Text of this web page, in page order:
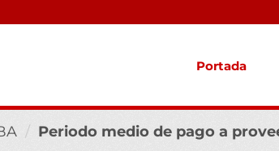
Portada
Periodo medio de pago a